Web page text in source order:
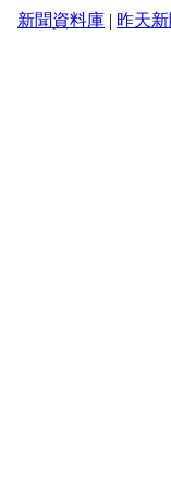
新聞資料庫 | 昨天